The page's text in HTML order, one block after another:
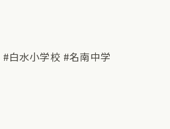
白水小学校 #名南中学